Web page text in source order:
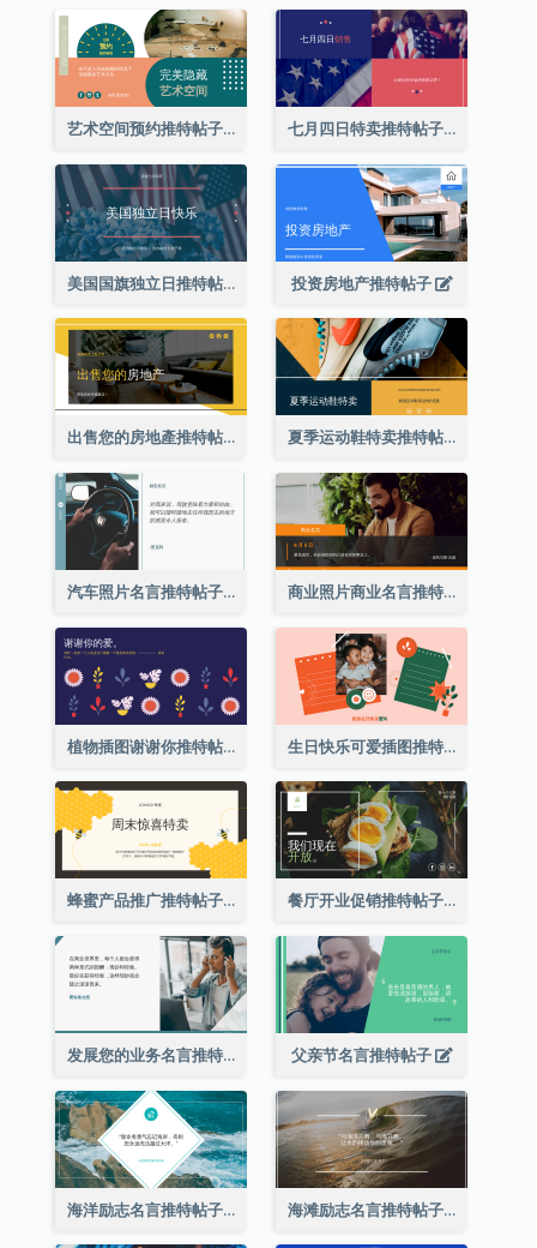
艺术空间预约推特帖子 七月四日特卖推特帖子
美国国旗独立日推特帖子 投资房地产推特帖子
出售您的房地產推特帖子 夏季运动鞋特卖推特帖子
汽车照片名言推特帖子 商业照片商业名言推特帖子
植物插图谢谢你推特帖子 生日快乐可爱插图推特帖子
蜂蜜产品推广推特帖子 餐厅开业促销推特帖子
发展您的业务名言推特帖子 父亲节名言推特帖子
海洋励志名言推特帖子 海滩励志名言推特帖子